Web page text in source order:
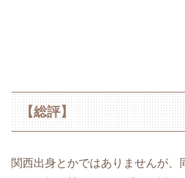
【総評】
関西出身とかではありませんが、